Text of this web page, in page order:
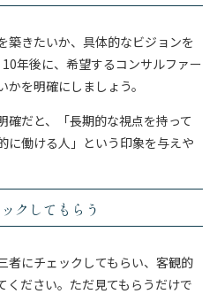
築きたいか、具体的なビジョンを
年後に、希望するコンサルファー
を明確にしましょう。
確だと、「長期的な視点を持って
に働ける人」という印象を与えや
クしてもらう
者にチェックしてもらい、客観的
ください。ただ見てもらうだけで